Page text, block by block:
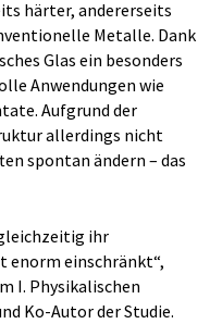
härter, andererseits
Metalle. Dank
Glas ein besonders
Anwendungen wie
Aufgrund der
allerdings nicht
spontan ändern – das
ihr
enorm einschränkt“,
I. Physikalischen
Ko-Autor der Studie.